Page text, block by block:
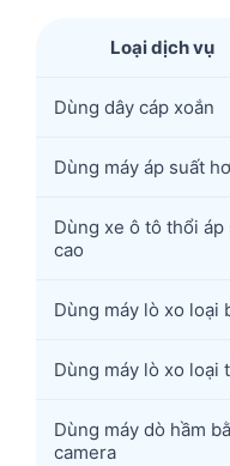
Loại dịch vụ
Dùng dây cáp xoắn
Dùng máy áp suất
Dùng xe ô tô thổi áp
cao
Dùng máy lò xo loại
Dùng máy lò xo loại
Dùng máy dò hầm
camera